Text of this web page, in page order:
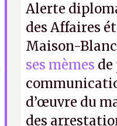
Alerte
des Affaires
Maison-
ses mèmes de
d’œuvre du
des